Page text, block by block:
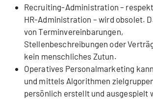
Recruiting-Administration –
HR-Administration – wird obsolet.
von Terminvereinbarungen,
Stellenbeschreibungen oder
kein menschliches Zutun.
Operatives Personalmarketing
und mittels Algorithmen
persönlich erstellt und ausgespielt